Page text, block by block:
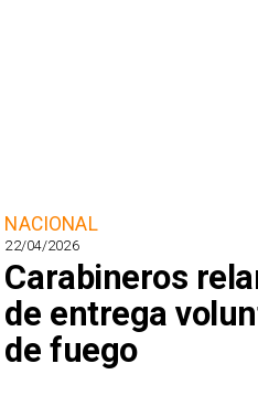
NACIONAL
22/04/2026
Carabineros
de entrega
de fuego